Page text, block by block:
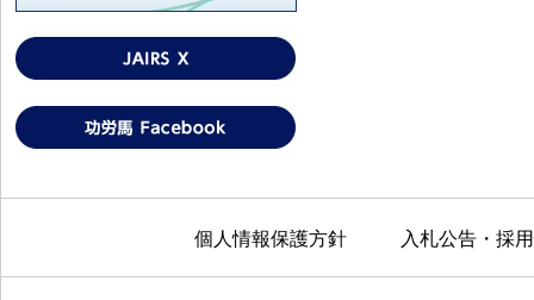
個人情報保護方針 入札公告・採